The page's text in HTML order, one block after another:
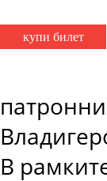
купи билет
В